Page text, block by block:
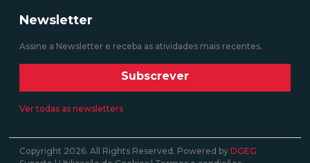
Newsletter
Assine a Newsletter e receba as atividades mais recentes.
Subscrever
Ver todas as newsletters
Copyright 2026. All Rights Reserved. Powered byDGEG